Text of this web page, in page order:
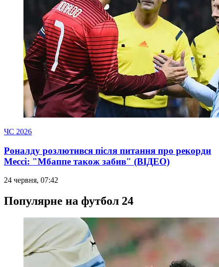
ЧС 2026
Роналду розлютився після питання про рекорди
Мессі: "Мбаппе також забив" (ВІДЕО)
24 червня, 07:42
Популярне на футбол 24